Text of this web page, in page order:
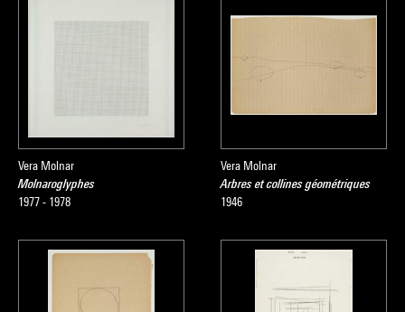
Vera Molnar
Molnaroglyphes
1977 - 1978
Vera Molnar
Arbres et collines géométriques
1946